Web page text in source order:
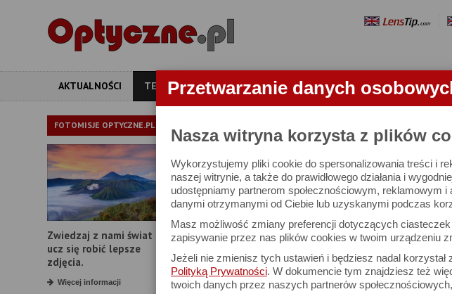
Przetwarzanie danych
Nasza witryna korzysta z plików
Wykorzystujemy pliki cookie do spersonalizowania treści i
naszej witrynie, a także do prawidłowego działania i
udostępniamy partnerom społecznościowym, reklamowym
danymi otrzymanymi od Ciebie lub uzyskanymi podczas
Masz możliwość zmiany preferencji dotyczących
zapisywanie przez nas plików cookies w twoim urządzeniu
Jeżeli nie zmienisz tych ustawień i będziesz nadal
Polityką Prywatności. W dokumencie tym znajdziesz też
twoich danych przez naszych partnerów
AKTUALNOŚCI TESTY ARTYKUŁY APARATY OBIEKTYWY LORNETKI
FOTOMISJE OPTYCZNE.PL
Zwiedzaj z nami świat i
ucz się robić lepsze
zdjęcia.
Więcej informacji
TEST LORNETKI
Olympus 8x42 EXPS I - test